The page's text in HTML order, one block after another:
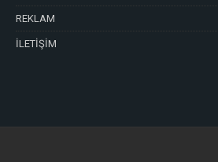
REKLAM
İLETİŞİM